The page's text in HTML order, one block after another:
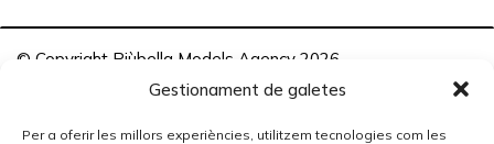
Gestionament de galetes
Per a oferir les millors experiències, utilitzem tecnologies com les
© Copyright Piùbella Models Agency 2026
Creative Corner Agency